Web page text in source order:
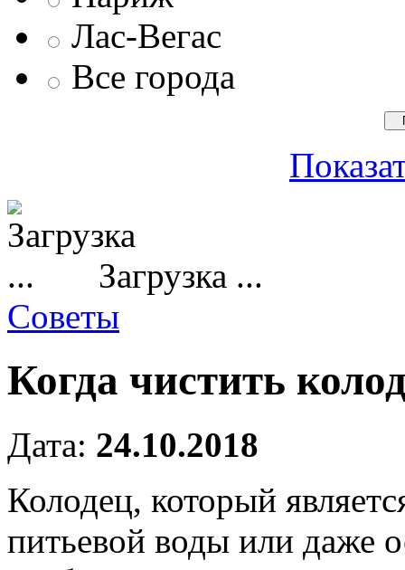
Лас-Вегас
Все города
Загрузка ...
Советы
Когда чистить
Дата: 24.10.2018
Колодец, который
питьевой воды или даже